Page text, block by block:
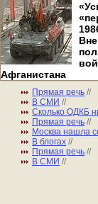
Афганистана
Прямая речь //
В СМИ //
Сколько ОДКБ
Прямая речь //
Москва нашла
В блогах //
Прямая речь //
В СМИ //